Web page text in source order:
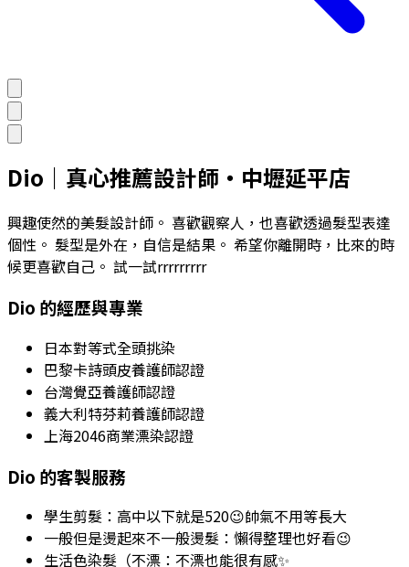
Dio ｜ 真心推薦設計師 ・ 中壢延平店
興趣使然的美髮設計師。 喜歡觀察人，也喜歡透過髮型表達
個性。 髮型是外在，自信是結果。 希望你離開時，比來的時
候更喜歡自己。 試一試rrrrrrrrr
Dio 的經歷與專業
日本對等式全頭挑染
巴黎卡詩頭皮養護師認證
台灣覺亞養護師認證
義大利特芬莉養護師認證
上海2046商業漂染認證
Dio 的客製服務
學生剪髮 ：高中以下就是520😉帥氣不用等長大
一般但是燙起來不一般燙髮 ：懶得整理也好看😉
生活色染髮（不漂 ：不漂也能很有感✨